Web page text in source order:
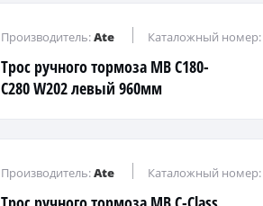
Трос ручного тормоза MB C180-
C280 W202 левый 960мм
Производитель:Ate Каталожный номер:
Производитель:Ate Каталожный номер: